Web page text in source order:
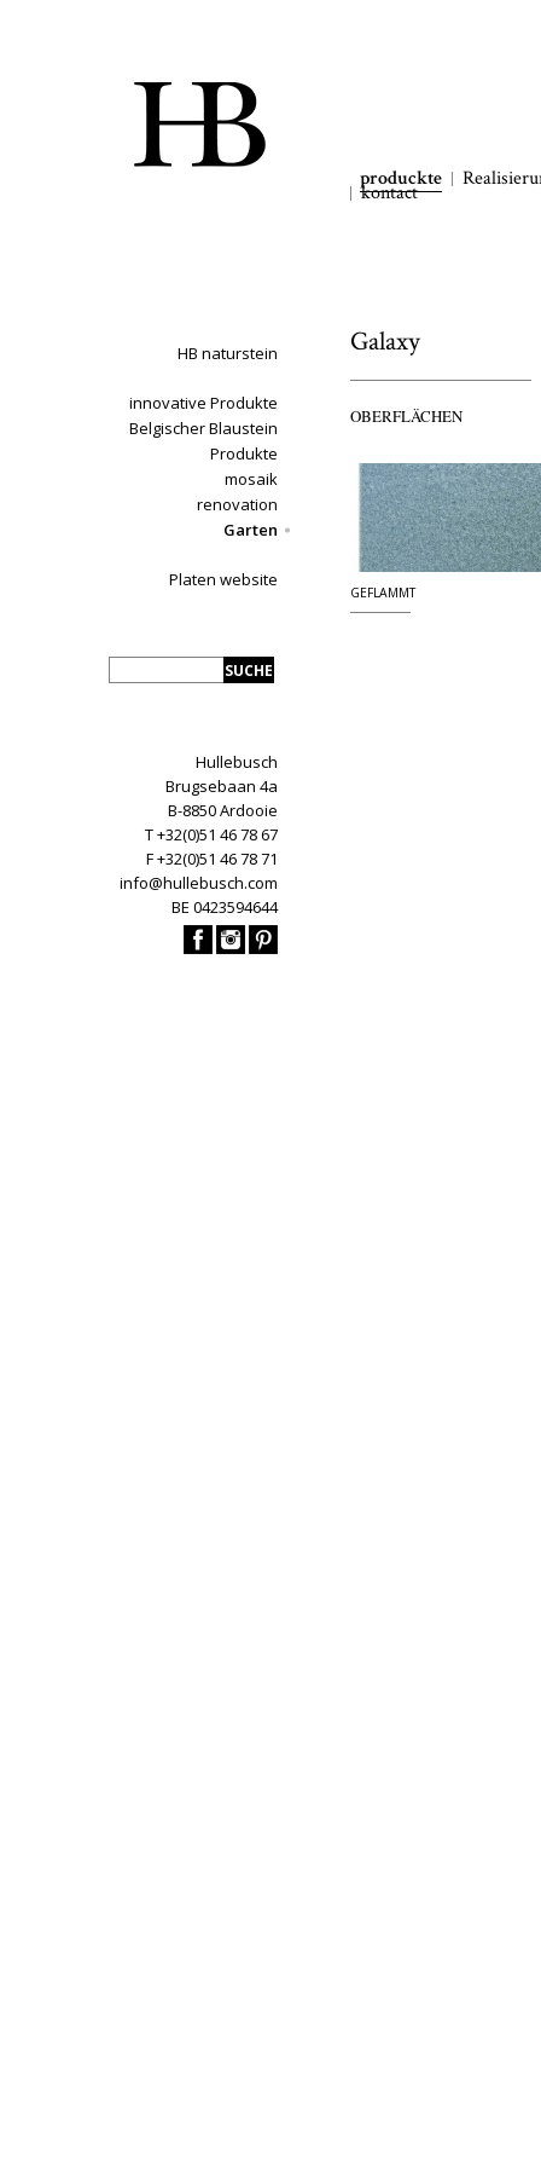
produckte
kontact
HB naturstein
innovative Produkte
Belgischer Blaustein
Produkte
mosaik
renovation
Garten
Platen website
Hullebusch
Brugsebaan 4a
B-8850 Ardooie
T +32(0)51 46 78 67
F +32(0)51 46 78 71
info@hullebusch.com
BE 0423594644
Galaxy
OBERFLÄCHEN
GEFLAMMT